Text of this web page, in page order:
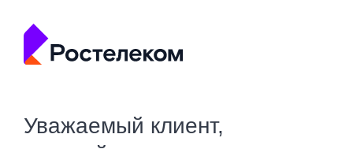
Уважаемый клиент,